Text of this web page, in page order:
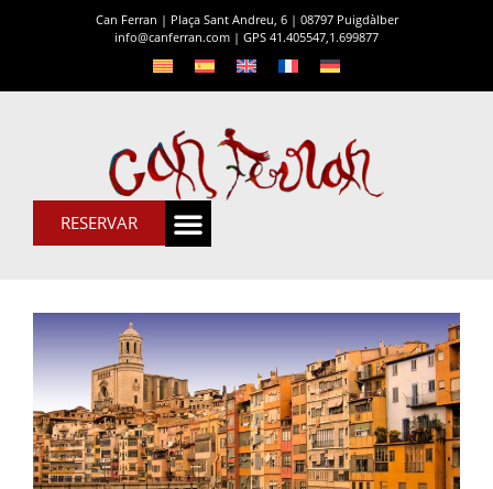
Can Ferran | Plaça Sant Andreu, 6 | 08797 Puigdàlber
info@canferran.com | GPS 41.405547,1.699877
RESERVAR